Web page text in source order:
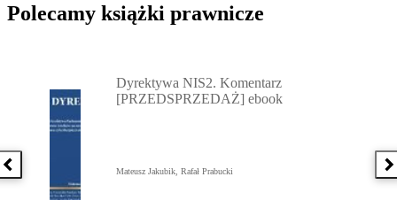
Polecamy książki prawnicze
Poprzednia książka
Dyrektywa NIS2. Komentarz
[PRZEDSPRZEDAŻ] ebook
Mateusz Jakubik, Rafał Prabucki